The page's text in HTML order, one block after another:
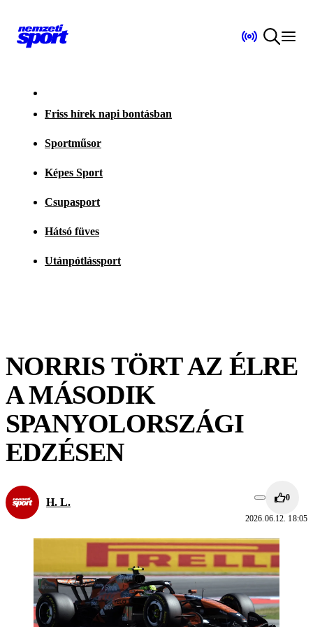
Friss hírek napi bontásban
Sportműsor
Képes Sport
Csupasport
Hátsó füves
Utánpótlássport
NORRIS TÖRT AZ ÉLRE
A MÁSODIK
SPANYOLORSZÁGI
EDZÉSEN
H. L. 0
2026.06.12. 18:05